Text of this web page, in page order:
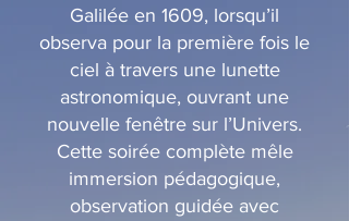
Galilée en 1609, lorsqu’il
observa pour la première fois le
ciel à travers une lunette
astronomique, ouvrant une
nouvelle fenêtre sur l’Univers.
Cette soirée complète mêle
immersion pédagogique,
observation guidée avec